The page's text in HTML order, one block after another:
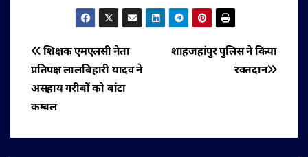
पोस्ट
नेविगेशन
शाहजहांपुर पुलिस ने किया
रक्तदान
शिक्षक एमएलसी नेता
प्रतिपक्ष लालबिहारी यादव ने
असहाय गरीबों को बांटा
कम्बल